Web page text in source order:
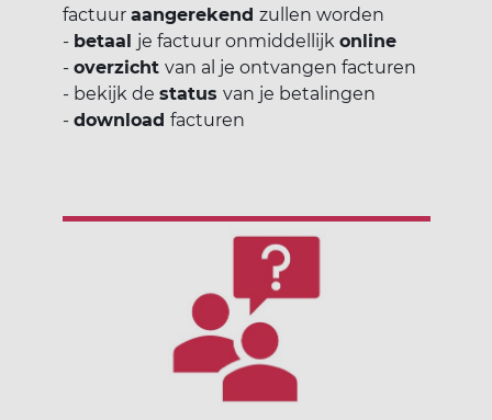
factuur aangerekend zullen worden
- betaal je factuur onmiddellijk online
- overzicht van al je ontvangen facturen
- bekijk de status van je betalingen
- download facturen